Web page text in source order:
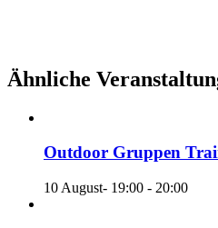
Ähnliche
Outdoor Gruppen
10 August- 19:00 - 20:00